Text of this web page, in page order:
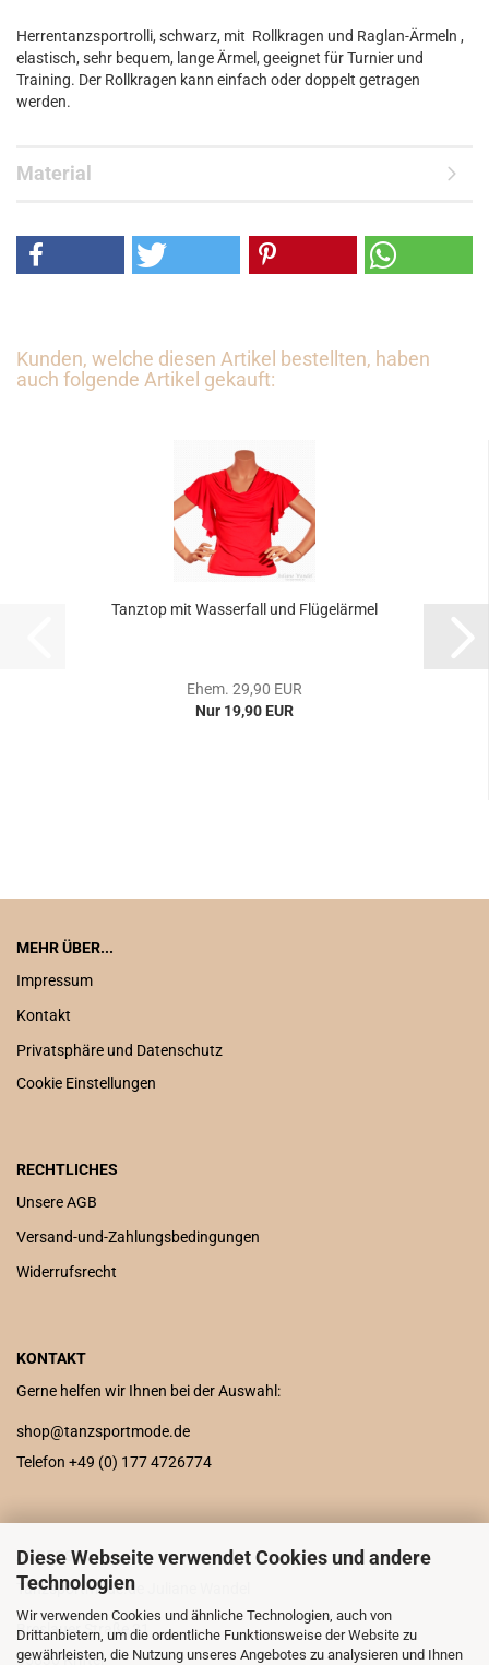
Diese Webseite verwendet Cookies und andere
Technologien
Wir verwenden Cookies und ähnliche Technologien, auch von
Drittanbietern, um die ordentliche Funktionsweise der Website zu
gewährleisten, die Nutzung unseres Angebotes zu analysieren und Ihnen
Herrentanzsportrolli, schwarz, mit Rollkragen und Raglan-Ärmeln ,
elastisch, sehr bequem, lange Ärmel, geeignet für Turnier und
Training. Der Rollkragen kann einfach oder doppelt getragen
werden.
Material
Kunden, welche diesen Artikel bestellten, haben
auch folgende Artikel gekauft:
Tanztop mit Wasserfall und Flügelärmel
Ehem. 29,90 EUR
Nur 19,90 EUR
MEHR ÜBER...
Impressum
Kontakt
Privatsphäre und Datenschutz
Cookie Einstellungen
RECHTLICHES
Unsere AGB
Versand-und-Zahlungsbedingungen
Widerrufsrecht
KONTAKT
Gerne helfen wir Ihnen bei der Auswahl:
shop@tanzsportmode.de
Telefon +49 (0) 177 4726774
ADRESSE
Tanzsportmode.de Juliane Wandel
Breslauer Straße 31
65830 Kriftel